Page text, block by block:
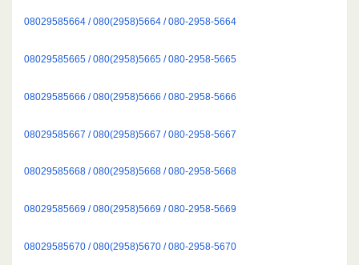
08029585664 / 080(2958)5664 / 080-2958-5664
08029585665 / 080(2958)5665 / 080-2958-5665
08029585666 / 080(2958)5666 / 080-2958-5666
08029585667 / 080(2958)5667 / 080-2958-5667
08029585668 / 080(2958)5668 / 080-2958-5668
08029585669 / 080(2958)5669 / 080-2958-5669
08029585670 / 080(2958)5670 / 080-2958-5670